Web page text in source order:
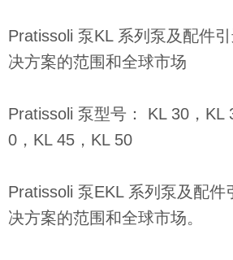
Pratissoli 泵KL 系列泵及配件
决方案的范围和全球市场
Pratissoli 泵型号： KL 30，KL
0，KL 45，KL 50
Pratissoli 泵EKL 系列泵及配件
决方案的范围和全球市场。